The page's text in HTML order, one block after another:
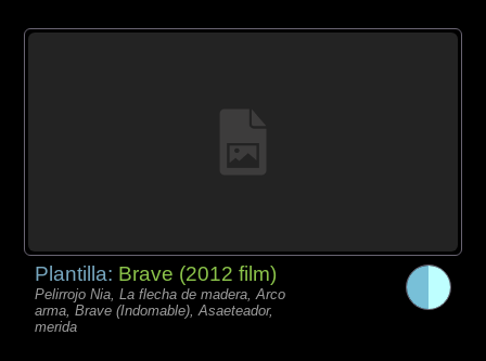
Plantilla: Brave (2012 film)
Pelirrojo Nia, La flecha de madera, Arco
arma, Brave (Indomable), Asaeteador,
merida